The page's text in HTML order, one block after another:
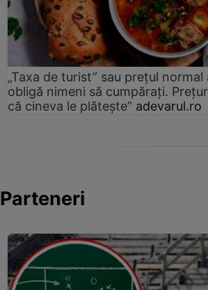
„Taxa de turist” sau prețul normal
obligă nimeni să cumpărați.
că cineva le plătește” adevarul.ro
Parteneri